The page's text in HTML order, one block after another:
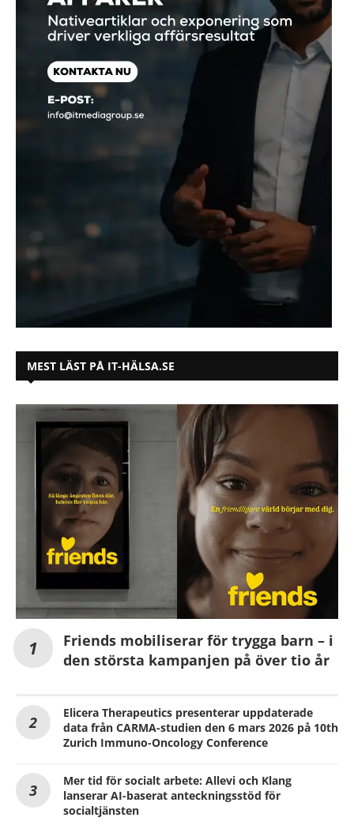
MEST LÄST PÅ IT-HÄLSA.SE
Friends mobiliserar för trygga barn – i
den största kampanjen på över tio år
Elicera Therapeutics presenterar uppdaterade
data från CARMA-studien den 6 mars 2026 på 10th
Zurich Immuno-Oncology Conference
Mer tid för socialt arbete: Allevi och Klang
lanserar AI-baserat anteckningsstöd för
socialtjänsten